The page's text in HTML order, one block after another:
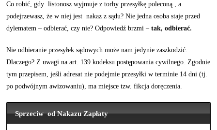
Co robić, gdy listonosz wyjmuje z torby przesyłkę poleconą , a
podejrzewasz, że w niej jest nakaz z sądu? Nie jedna osoba staje przed
dylematem – odbierać, czy nie? Odpowiedź brzmi –tak, odbierać.
Nie odbieranie przesyłek sądowych może nam jedynie zaszkodzić.
Dlaczego? Z uwagi na art. 139 kodeksu postępowania cywilnego. Zgodnie
tym przepisem, jeśli adresat nie podejmie przesyłki w terminie 14 dni (tj.
po podwójnym awizowaniu), ma miejsce tzw. fikcja doręczenia.
Sprzeciw od Nakazu Zapłaty